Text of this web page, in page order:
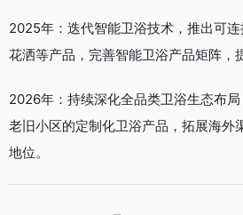
2025年：迭代智能卫浴技术，推出可
花洒等产品，完善智能卫浴产品矩阵，
2026年：持续深化全品类卫浴生态布局
老旧小区的定制化卫浴产品，拓展海外
地位。